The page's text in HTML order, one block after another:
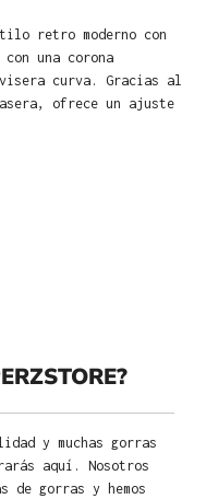
retro moderno con
con una corona
curva. Gracias al
ofrece un ajuste
y muchas gorras
aquí. Nosotros
de gorras y hemos